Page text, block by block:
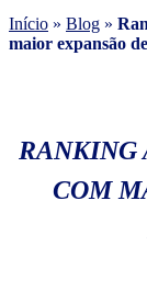
Início » Blog »
maior expansão
RANKING
COM